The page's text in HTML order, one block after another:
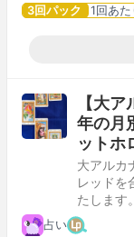
3回パック 1回あた
【大
年の月
ットホ
大アルカ
レッドを
たします。
占い